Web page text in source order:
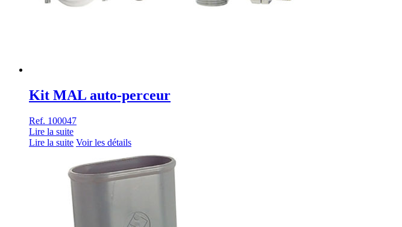
Kit MAL auto-perceur
Ref. 100047
Lire la suite
Lire la suite Voir les détails